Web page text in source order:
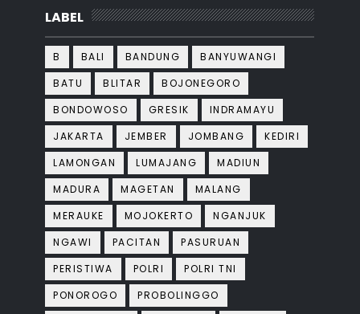
LABEL
B BALI BANDUNG
BANYUWANGI
BATU
BLITAR
BOJONEGORO
BONDOWOSO
GRESIK
INDRAMAYU
JAKARTA
JEMBER JOMBANG
KEDIRI
LAMONGAN
LUMAJANG
MADIUN
MADURA
MAGETAN
MALANG
MERAUKE
MOJOKERTO
NGANJUK
NGAWI
PACITAN
PASURUAN
PERISTIWA
POLRI
POLRI TNI
PONOROGO
PROBOLINGGO